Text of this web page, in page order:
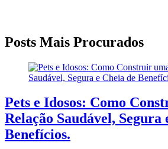
Posts Mais Procurados
Pets e Idosos: Como
Relação Saudável, Segura
Benefícios.